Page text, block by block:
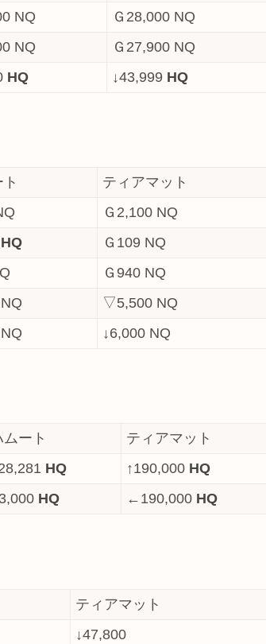
NQ
Ｇ28,000 NQ
NQ
Ｇ27,900 NQ
HQ ↓43,999 HQ
ティアマット
Ｇ2,100 NQ
HQ
Ｇ109 NQ
Ｇ940 NQ
▽5,500 NQ
↓6,000 NQ
ート
ティアマット
HQ ↑190,000 HQ
HQ ←190,000 HQ
ティアマット
↓47,800